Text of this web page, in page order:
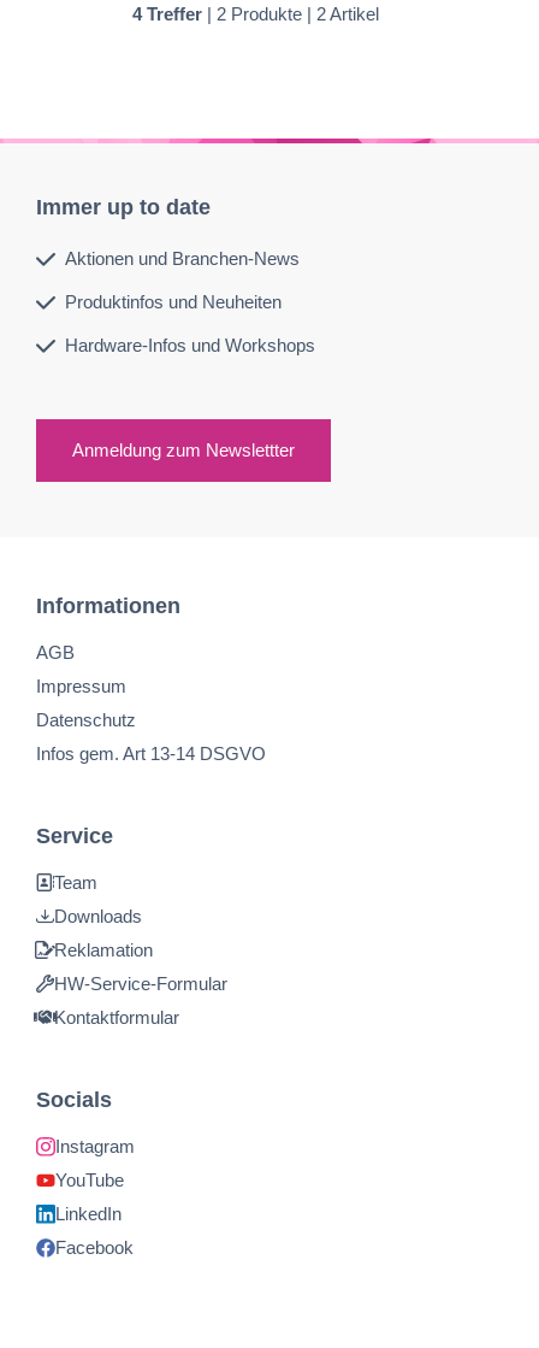
4 Treffer| 2 Produkte | 2 Artikel
Immer up to date
Aktionen und Branchen-News
Produktinfos und Neuheiten
Hardware-Infos und Workshops
Anmeldung zum Newslettter
Informationen
AGB
Impressum
Datenschutz
Infos gem. Art 13-14 DSGVO
Service
Team
Downloads
Reklamation
HW-Service-Formular
Kontaktformular
Socials
Instagram
YouTube
LinkedIn
Facebook